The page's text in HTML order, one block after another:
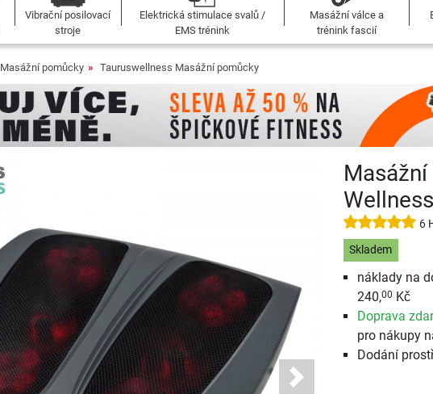
Vibrační posilovací
stroje
Elektrická stimulace svalů /
EMS trénink
Masážní válce a
trénink fascií
Masážní pomůcky Tauruswellness Masážní pomůcky
Next
Wellness
6
Skladem
náklady na
240,00 Kč
Doprava
pro nákupy
Dodání